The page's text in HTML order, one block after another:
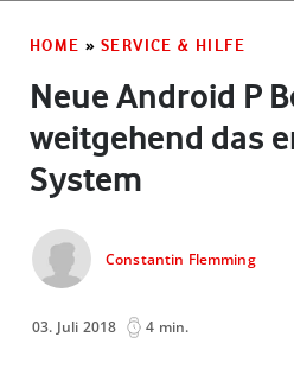
HOME » SERVICE & HILFE
Neue Android P
weitgehend das
System
Constantin Flemming
03. Juli 2018 4 min.